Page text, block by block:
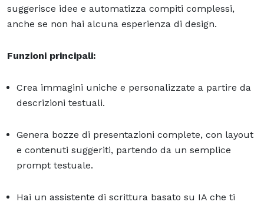
suggerisce idee e automatizza compiti complessi,
anche se non hai alcuna esperienza di design.
Funzioni principali:
Crea immagini uniche e personalizzate a partire da
descrizioni testuali.
Genera bozze di presentazioni complete, con layout
e contenuti suggeriti, partendo da un semplice
prompt testuale.
Hai un assistente di scrittura basato su IA che ti